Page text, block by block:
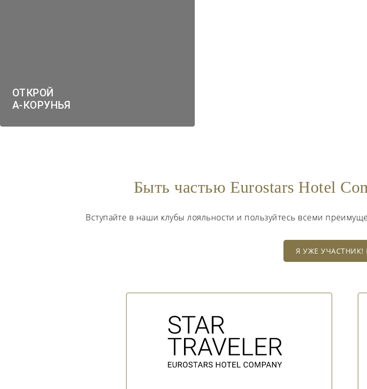
ОТКРОЙ
А-КОРУНЬЯ
Быть частью Eurostars Hotel
Вступайте в наши клубы лояльности и пользуйтесь всеми
Я УЖЕ УЧАСТНИК!